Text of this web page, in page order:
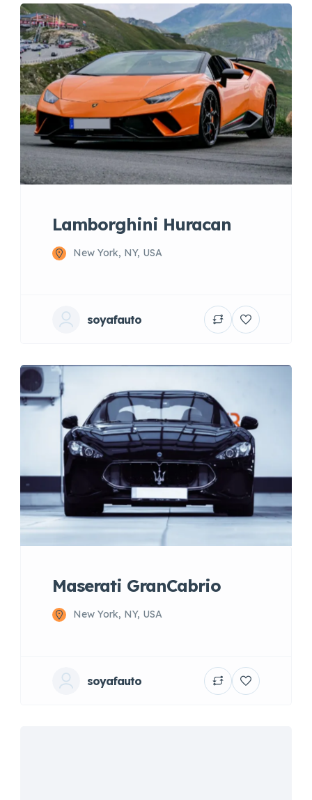
Lamborghini Huracan
New York, NY, USA
soyafauto
Maserati GranCabrio
New York, NY, USA
soyafauto